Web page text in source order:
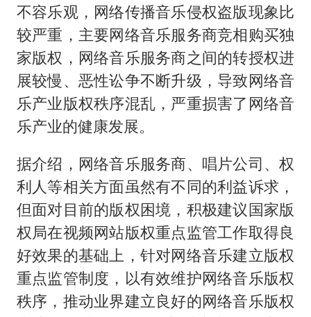
不容乐观，网络传播音乐侵权盗版现象比
较严重，主要网络音乐服务商竞相购买独
家版权，网络音乐服务商之间的转授权进
展较慢、恶性讼争不断升级，导致网络音
乐产业版权秩序混乱，严重损害了网络音
乐产业的健康发展。
据介绍，网络音乐服务商、唱片公司、权
利人等相关方面虽然有不同的利益诉求，
但面对目前的版权困境，积极建议国家版
权局在视频网站版权重点监管工作取得良
好效果的基础上，针对网络音乐建立版权
重点监管制度，以有效维护网络音乐版权
秩序，推动业界建立良好的网络音乐版权